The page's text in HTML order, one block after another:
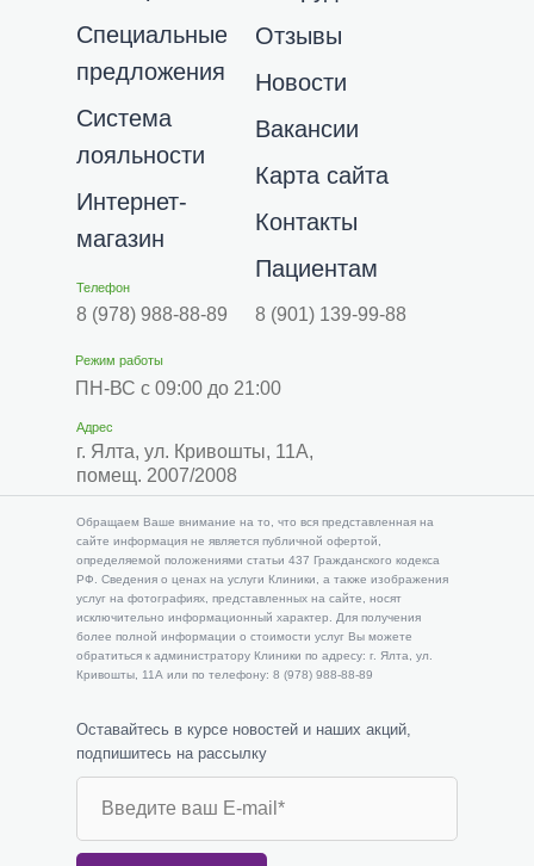
Телефон
8 (901) 139-99-88
8 (978) 988-88-89
Адрес
г. Ялта, ул. Кривошты, 11А,
помещ. 2007/2008
Режим работы
ПН-ВС с 09:00 до 21:00
​​Обращаем Ваше внимание на то, что вся представленная на
сайте информация не является публичной офертой,
определяемой положениями статьи 437 Гражданского кодекса
РФ. Сведения о ценах на услуги Клиники, а также изображения
услуг на фотографиях, представленных на сайте, носят
исключительно информационный характер. Для получения
более полной информации о стоимости услуг Вы можете
обратиться к администратору Клиники по адресу: г. Ялта, ул.
Кривошты, 11А или по телефону: 8 (978) 988-88-89
Оставайтесь в курсе новостей и наших акций,
подпишитесь на рассылку
Вакансии
Контакты
Новости
Система
лояльности
Интернет-
магазин
Отзывы
Специальные
предложения
Карта сайта
Пациентам